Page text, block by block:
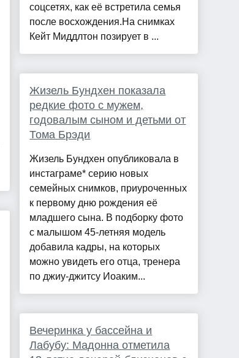
соцсетях, как её встретила семья
после восхождения.На снимках
Кейт Миддлтон позирует в ...
Жизель Бундхен показала
редкие фото с мужем,
годовалым сыном и детьми от
Тома Брэди
Жизель Бундхен опубликовала в
инстаграме* серию новых
семейных снимков, приуроченных
к первому дню рождения её
младшего сына. В подборку фото
с малышом 45-летняя модель
добавила кадры, на которых
можно увидеть его отца, тренера
по джиу-джитсу Иоаким...
Вечеринка у бассейна и
Лабубу: Мадонна отметила